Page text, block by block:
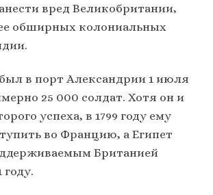
вред Великобритании,
ее обширных колониальных
в порт Александрии 1 июля
25 000 солдат. Хотя он и
успеха, в 1799 году ему
во Францию, а Египет
Британией
году.